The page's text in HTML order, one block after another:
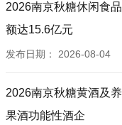
2026南京秋糖休闲食
额达15.6亿元
发布日期： 2026-08-04
2026南京秋糖黄酒及
果酒功能性酒企